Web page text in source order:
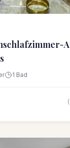
1 Bad